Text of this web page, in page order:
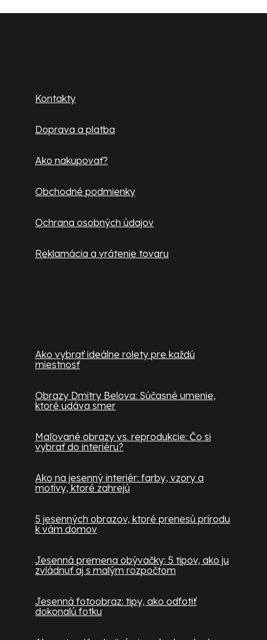
Kontakty
Doprava a platba
Ako nakupovať?
Obchodné podmienky
Ochrana osobných údajov
Reklamácia a vrátenie tovaru
Ako vybrať ideálne rolety pre každú
miestnosť
Obrazy Dmitry Belova: Súčasné umenie,
ktoré udáva smer
Maľované obrazy vs. reprodukcie: Čo si
vybrať do interiéru?
Ako na jesenný interiér: farby, vzory a
motívy, ktoré zahrejú
5 jesenných obrazov, ktoré prenesú prírodu
k vám domov
Jesenná premena obývačky: 5 tipov, ako ju
zvládnuť aj s malým rozpočtom
Jesenná fotoobraz: tipy, ako odfotiť
dokonalú fotku